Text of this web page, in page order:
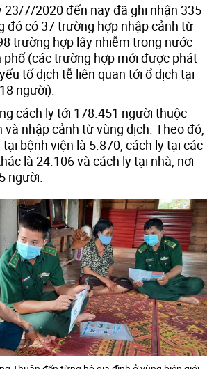
23/7/2020 đến nay đã ghi nhận 335
đó có 37 trường hợp nhập cảnh từ
trường hợp lây nhiễm trong nước
phố (các trường hợp mới được phát
tố dịch tễ liên quan tới ổ dịch tại
người).
cách ly tới 178.451 người thuộc
và nhập cảnh từ vùng dịch. Theo đó,
bệnh viện là 5.870, cách ly tại các
là 24.106 và cách ly tại nhà, nơi
người.